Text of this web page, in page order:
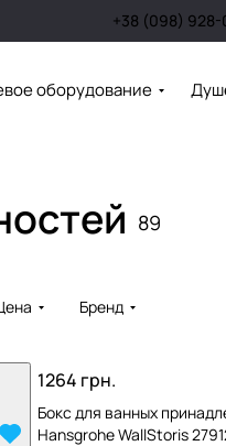
+38 (098)
оборудование
89
Бренд
1264 грн.
Бокс для ванных
Hansgrohe WallStoris